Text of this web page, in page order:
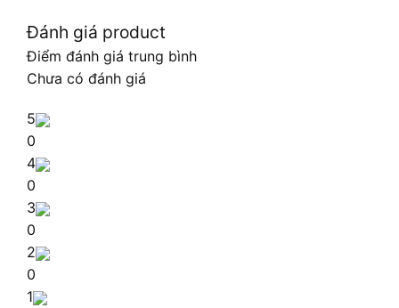
Đánh giá product
Điểm đánh giá trung bình
Chưa có đánh giá
5
0
4
0
3
0
2
0
1